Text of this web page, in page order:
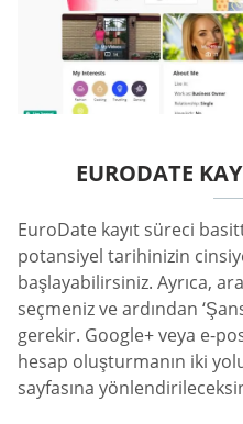
EURODATE
EuroDate kayıt süreci
potansiyel tarihinizin
başlayabilirsiniz. Ayrıca,
seçmeniz ve ardından
gerekir. Google+ veya e-
hesap oluşturmanın iki
sayfasına